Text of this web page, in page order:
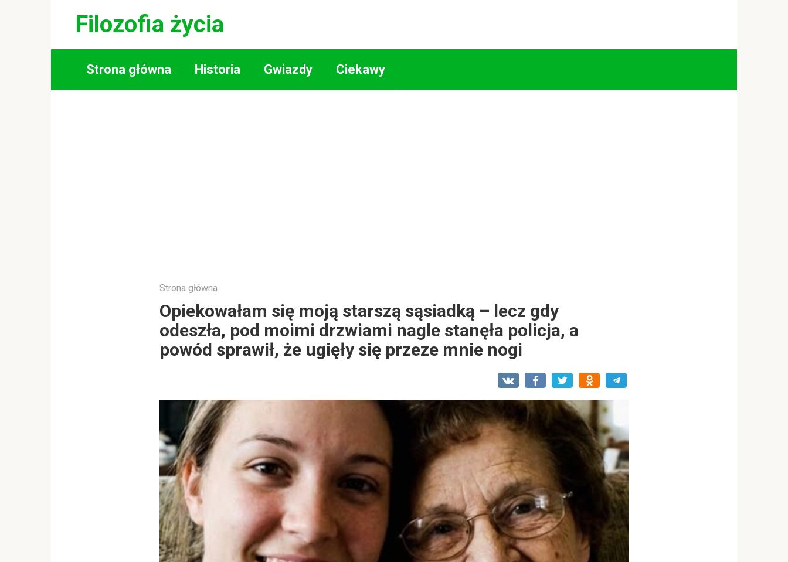
Filozofia życia
Strona główna Historia Gwiazdy Ciekawy
Strona główna
Opiekowałam się moją starszą sąsiadką – lecz gdy
odeszła, pod moimi drzwiami nagle stanęła policja, a
powód sprawił, że ugięły się przeze mnie nogi